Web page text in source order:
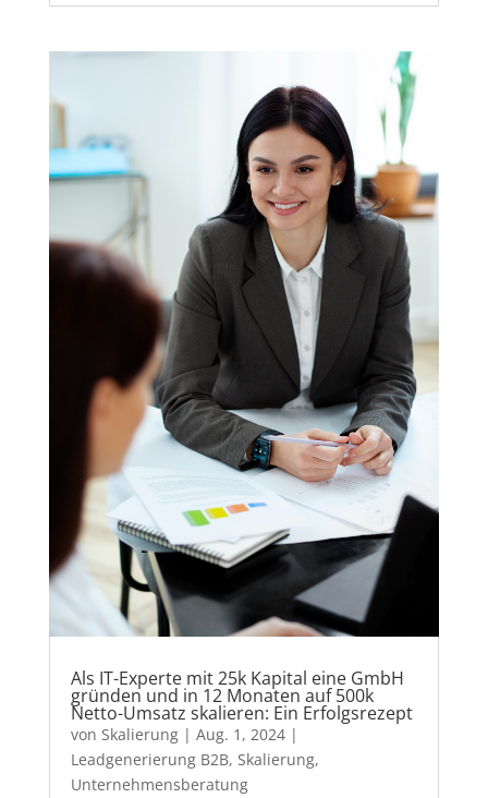
Als IT-Experte mit 25k Kapital eine GmbH
gründen und in 12 Monaten auf 500k
Netto-Umsatz skalieren: Ein Erfolgsrezept
von Skalierung| Aug. 1, 2024|
Leadgenerierung B2B, Skalierung,
Unternehmensberatung